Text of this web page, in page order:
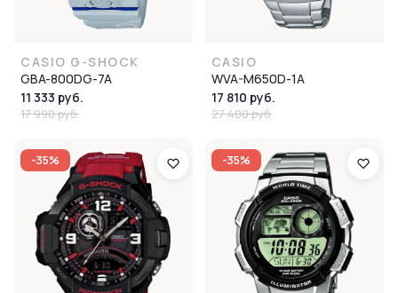
CASIO G-SHOCK
GBA-800DG-7A
11 333 руб.
17 990 руб.
CASIO
WVA-M650D-1A
17 810 руб.
27 400 руб.
-35% -35%